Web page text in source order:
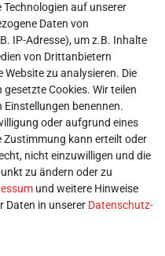
Technologien auf unserer
Daten von
IP-Adresse), um z.B. Inhalte
von Drittanbietern
zu analysieren. Die
Cookies. Wir teilen
Einstellungen benennen.
oder aufgrund eines
Zustimmung kann erteilt oder
nicht einzuwilligen und die
zu ändern oder zu
und weitere Hinweise
Daten in unserer Daten­schutz­